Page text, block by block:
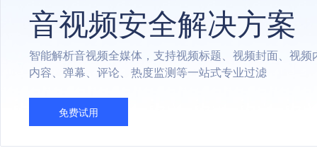
音视频安全解决方案
智能解析音视频全媒体，支持视频标题、视频封面、视频
内容、弹幕、评论、热度监测等一站式专业过滤
免费试用